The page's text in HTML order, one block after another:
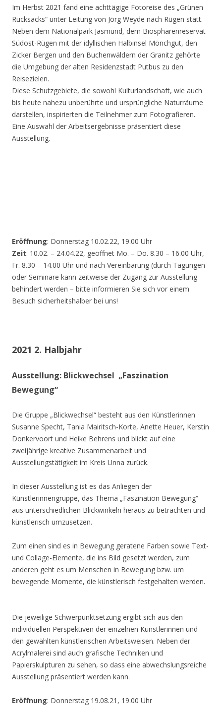
Im Herbst 2021 fand eine achttägige Fotoreise des „Grünen
Rucksacks“ unter Leitung von Jörg Weyde nach Rügen statt.
Neben dem Nationalpark Jasmund, dem Biosphärenreservat
Südost-Rügen mit der idyllischen Halbinsel Mönchgut, den
Zicker Bergen und den Buchenwäldern der Granitz gehörte
die Umgebung der alten Residenzstadt Putbus zu den
Reisezielen.
Diese Schutzgebiete, die sowohl Kulturlandschaft, wie auch
bis heute nahezu unberührte und ursprüngliche Naturräume
darstellen, inspirierten die Teilnehmer zum Fotografieren.
Eine Auswahl der Arbeitsergebnisse präsentiert diese
Ausstellung.
Eröffnung: Donnerstag 10.02.22, 19.00 Uhr
Zeit: 10.02. – 24.04.22, geöffnet Mo. – Do. 8.30 – 16.00 Uhr,
Fr. 8.30 – 14.00 Uhr und nach Vereinbarung (durch Tagungen
oder Seminare kann zeitweise der Zugang zur Ausstellung
behindert werden – bitte informieren Sie sich vor einem
Besuch sicherheitshalber bei uns!
2021 2. Halbjahr
Ausstellung: Blickwechsel „Faszination
Bewegung“
Die Gruppe „Blickwechsel“ besteht aus den Künstlerinnen
Susanne Specht, Tania Mairitsch-Korte, Anette Heuer, Kerstin
Donkervoort und Heike Behrens und blickt auf eine
zweijährige kreative Zusammenarbeit und
Ausstellungstätigkeit im Kreis Unna zurück.
In dieser Ausstellung ist es das Anliegen der
Künstlerinnengruppe, das Thema „Faszination Bewegung“
aus unterschiedlichen Blickwinkeln heraus zu betrachten und
künstlerisch umzusetzen.
Zum einen sind es in Bewegung geratene Farben sowie Text-
und Collage-Elemente, die ins Bild gesetzt werden, zum
anderen geht es um Menschen in Bewegung bzw. um
bewegende Momente, die künstlerisch festgehalten werden.
Die jeweilige Schwerpunktsetzung ergibt sich aus den
individuellen Perspektiven der einzelnen Künstlerinnen und
den gewählten künstlerischen Arbeitsweisen. Neben der
Acrylmalerei sind auch grafische Techniken und
Papierskulpturen zu sehen, so dass eine abwechslungsreiche
Ausstellung präsentiert werden kann.
Eröffnung: Donnerstag 19.08.21, 19.00 Uhr